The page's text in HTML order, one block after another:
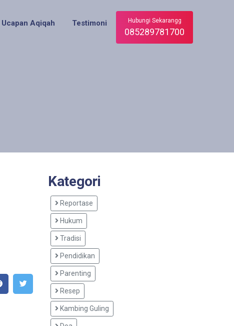
Ucapan Aqiqah Testimoni Hubungi Sekarangg
085289781700
Kategori
Reportase
Hukum
Tradisi
Pendidikan
Parenting
Resep
Kambing Guling